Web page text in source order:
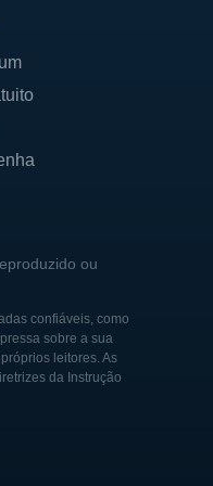
ou
confiáveis, como
sobre a sua
leitores. As
da Instrução